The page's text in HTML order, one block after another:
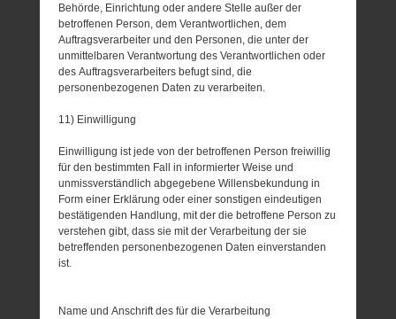
Behörde, Einrichtung oder andere Stelle außer der
betroffenen Person, dem Verantwortlichen, dem
Auftragsverarbeiter und den Personen, die unter der
unmittelbaren Verantwortung des Verantwortlichen oder
des Auftragsverarbeiters befugt sind, die
personenbezogenen Daten zu verarbeiten.
11) Einwilligung
Einwilligung ist jede von der betroffenen Person freiwillig
für den bestimmten Fall in informierter Weise und
unmissverständlich abgegebene Willensbekundung in
Form einer Erklärung oder einer sonstigen eindeutigen
bestätigenden Handlung, mit der die betroffene Person zu
verstehen gibt, dass sie mit der Verarbeitung der sie
betreffenden personenbezogenen Daten einverstanden
ist.
Name und Anschrift des für die Verarbeitung